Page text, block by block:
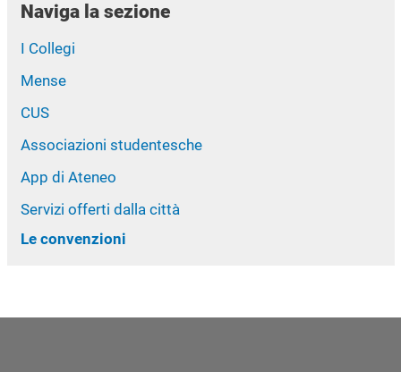
Naviga la sezione
I Collegi
Mense
CUS
Associazioni studentesche
App di Ateneo
Servizi offerti dalla città
Le convenzioni